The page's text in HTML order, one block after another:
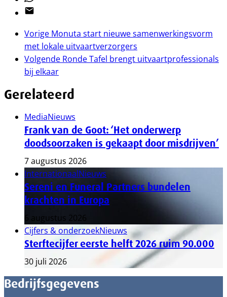
Email
Vorige Monuta start nieuwe samenwerkingsvorm
met lokale uitvaartverzorgers
Volgende Ronde Tafel brengt uitvaartprofessionals
bij elkaar
Gerelateerd
MediaNieuws
Frank van de Goot: ‘Het onderwerp
doodsoorzaken is gekaapt door misdrijven’
7 augustus 2026
InternationaalNieuws
Sereni en Funeral Partners bundelen
krachten in Europa
6 augustus 2026
Cijfers & onderzoekNieuws
Sterftecijfer eerste helft 2026 ruim 90.000
30 juli 2026
Bedrijfsgegevens